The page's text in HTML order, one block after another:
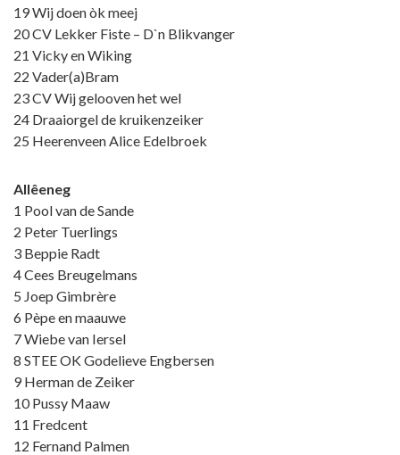
19 Wij doen òk meej
20 CV Lekker Fiste – D`n Blikvanger
21 Vicky en Wiking
22 Vader(a)Bram
23 CV Wij gelooven het wel
24 Draaiorgel de kruikenzeiker
25 Heerenveen Alice Edelbroek
Allêeneg
1 Pool van de Sande
2 Peter Tuerlings
3 Beppie Radt
4 Cees Breugelmans
5 Joep Gimbrère
6 Pèpe en maauwe
7 Wiebe van Iersel
8 STEE OK Godelieve Engbersen
9 Herman de Zeiker
10 Pussy Maaw
11 Fredcent
12 Fernand Palmen